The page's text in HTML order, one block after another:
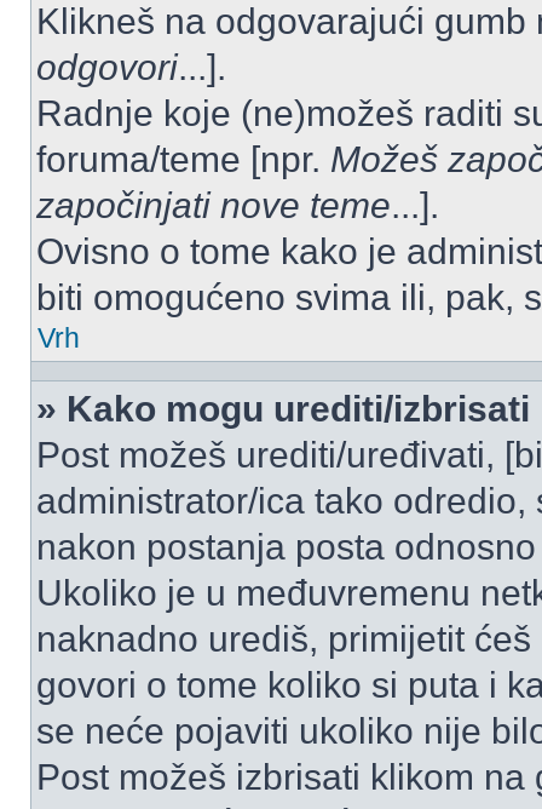
Klikneš na odgovarajući
odgovori...].
Radnje koje (ne)možeš raditi
foruma/teme [npr. Možeš
započinjati nove teme...].
Ovisno o tome kako je
biti omogućeno svima ili, pak,
Vrh
» Kako mogu urediti/izbrisati
Post možeš urediti/uređivati,
administrator/ica tako
nakon postanja posta
Ukoliko je u međuvremenu
naknadno urediš, primijetit
govori o tome koliko si puta i
se neće pojaviti ukoliko nije
Post možeš izbrisati klikom